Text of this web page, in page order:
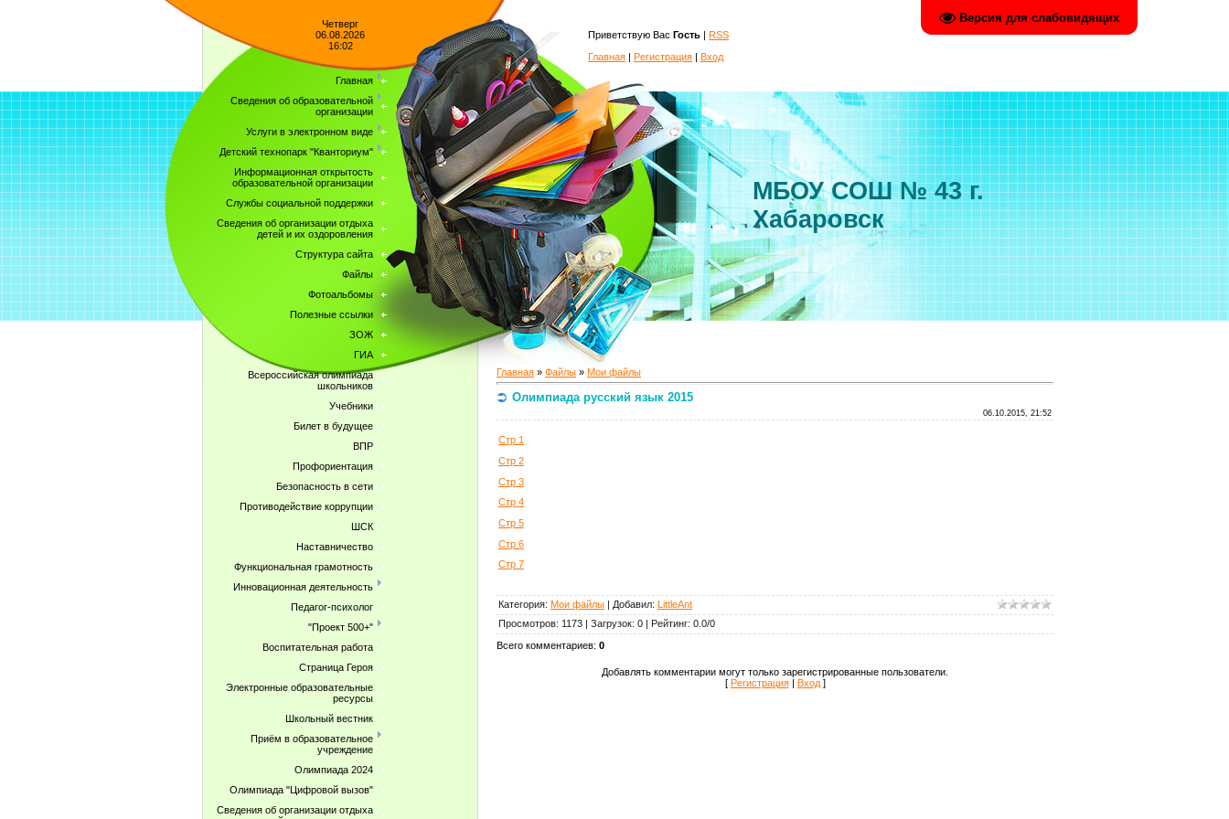
Версия для слабовидящих
Четверг
06.08.2026
16:02
Главная
Сведения об образовательной
организации
Услуги в электронном виде
Детский технопарк "Кванториум"
Информационная открытость
образовательной организации
Службы социальной поддержки
Сведения об организации отдыха
детей и их оздоровления
Структура сайта
Файлы
Фотоальбомы
Полезные ссылки
ЗОЖ
ГИА
Всероссийская олимпиада
школьников
Учебники
Билет в будущее
ВПР
Профориентация
Безопасность в сети
Противодействие коррупции
ШСК
Наставничество
Функциональная грамотность
Инновационная деятельность
Педагог-психолог
"Проект 500+"
Воспитательная работа
Страница Героя
Электронные образовательные
ресурсы
Школьный вестник
Приём в образовательное
учреждение
Олимпиада 2024
Олимпиада "Цифровой вызов"
Сведения об организации отдыха
Приветствую Вас Гость | RSS
Главная | Регистрация | Вход
МБОУ СОШ № 43 г.
Хабаровск
Главная » Файлы » Мои файлы
Олимпиада русский язык 2015
06.10.2015, 21:52
Стр 1
Стр 2
Стр 3
Стр 4
Стр 5
Стр 6
Стр 7
Категория: Мои файлы | Добавил: LittleAnt
Просмотров: 1173 | Загрузок: 0 | Рейтинг: 0.0/0
Всего комментариев: 0
Добавлять комментарии могут только зарегистрированные пользователи.
[ Регистрация| Вход]